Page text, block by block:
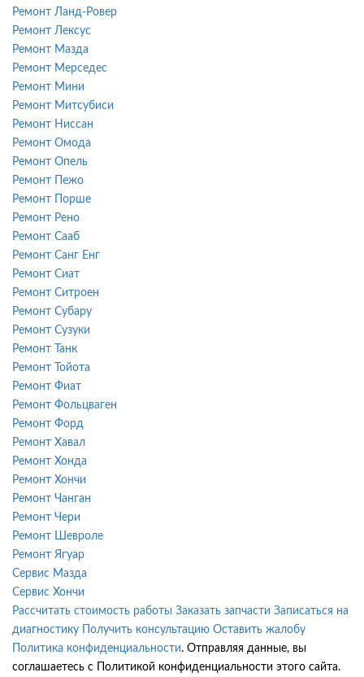
Ремонт Ланд-Ровер
Ремонт Лексус
Ремонт Мазда
Ремонт Мерседес
Ремонт Мини
Ремонт Митсубиси
Ремонт Ниссан
Ремонт Омода
Ремонт Опель
Ремонт Пежо
Ремонт Порше
Ремонт Рено
Ремонт Сааб
Ремонт Санг Енг
Ремонт Сиат
Ремонт Ситроен
Ремонт Субару
Ремонт Сузуки
Ремонт Танк
Ремонт Тойота
Ремонт Фиат
Ремонт Фольцваген
Ремонт Форд
Ремонт Хавал
Ремонт Хонда
Ремонт Хончи
Ремонт Чанган
Ремонт Чери
Ремонт Шевроле
Ремонт Ягуар
Сервис Мазда
Сервис Хончи
Рассчитать стоимость работы Заказать запчасти Записаться на
диагностику
Получить консультацию Оставить жалобу
Политика конфиденциальности. Отправляя данные, вы
соглашаетесь с Политикой конфиденциальности этого сайта.